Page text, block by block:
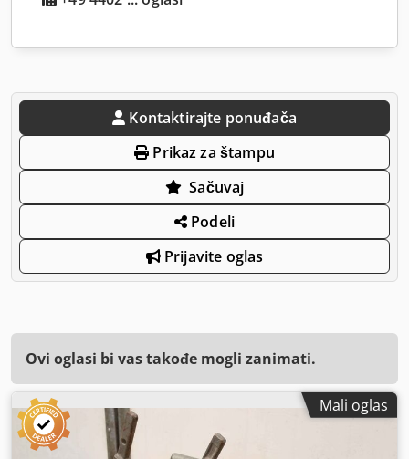
Kontaktirajte ponuđača
Prikaz za štampu
Sačuvaj
Podeli
Prijavite oglas
Ovi oglasi bi vas takođe mogli zanimati.
Mali oglas